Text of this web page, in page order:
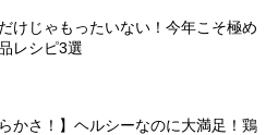
けじゃもったいない！今年こそ極め
レシピ3選
かさ！】ヘルシーなのに大満足！鶏